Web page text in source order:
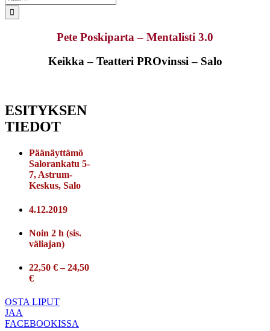
...
Pete Poskiparta – Mentalisti 3.0
Keikka – Teatteri PROvinssi – Salo
ESITYKSEN
TIEDOT
Päänäyttämö
Salorankatu 5-
7, Astrum-
Keskus, Salo
4.12.2019
Noin 2 h (sis.
väliajan)
22,50 € – 24,50
€
OSTA LIPUT
JAA
FACEBOOKISSA